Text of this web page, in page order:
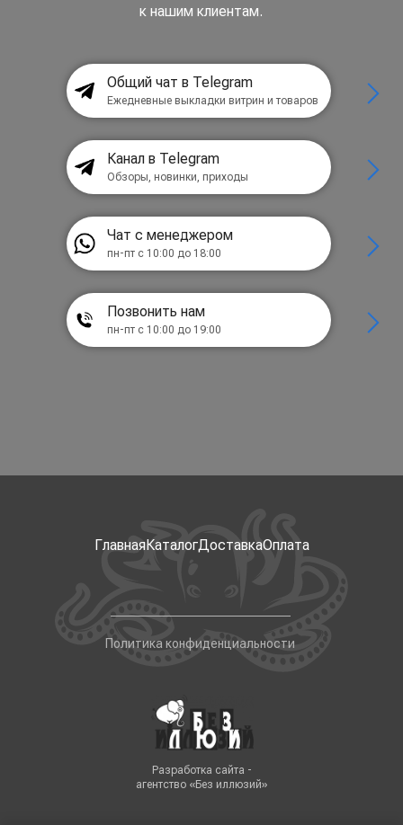
к нашим клиентам.
Общий чат в Telegram
Ежедневные выкладки витрин и товаров
Канал в Telegram
Обзоры, новинки, приходы
Чат с менеджером
пн-пт с 10:00 до 18:00
Позвонить нам
пн-пт с 10:00 до 19:00
ГлавнаяКаталогДоставкаОплата
Политика конфиденциальности
Разработка сайта -
агентство «Без иллюзий»